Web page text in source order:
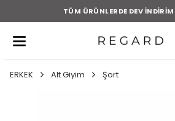
TÜM ÜRÜNLERDE DEV
ERKEK Alt Giyim Şort